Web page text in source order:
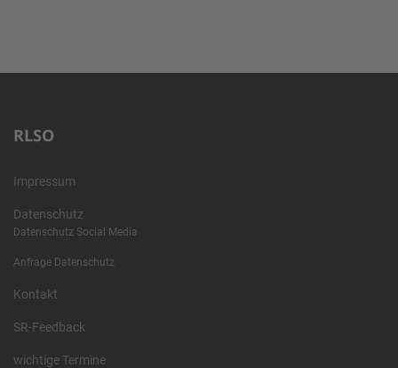
RLSO
Impressum
Datenschutz
Datenschutz Social Media
Anfrage Datenschutz
Kontakt
SR-Feedback
wichtige Termine